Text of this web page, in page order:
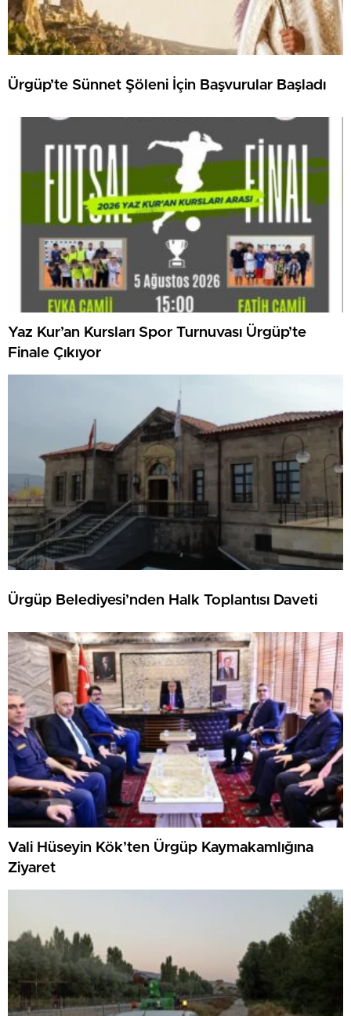
Ürgüp’te Sünnet Şöleni İçin Başvurular Başladı
Yaz Kur’an Kursları Spor Turnuvası Ürgüp’te
Finale Çıkıyor
Ürgüp Belediyesi’nden Halk Toplantısı Daveti
Vali Hüseyin Kök’ten Ürgüp Kaymakamlığına
Ziyaret